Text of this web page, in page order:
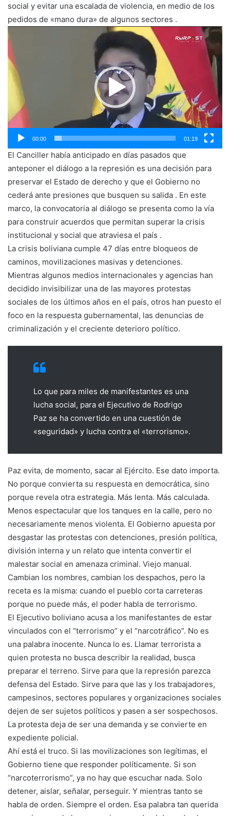
social y evitar una escalada de violencia, en medio de los
pedidos de «mano dura» de algunos sectores .
Reproductor
de
vídeo
00:00 01:19
El Canciller había anticipado en días pasados que
anteponer el diálogo a la represión es una decisión para
preservar el Estado de derecho y que el Gobierno no
cederá ante presiones que busquen su salida . En este
marco, la convocatoria al diálogo se presenta como la vía
para construir acuerdos que permitan superar la crisis
institucional y social que atraviesa el país .
La crisis boliviana cumple 47 días entre bloqueos de
caminos, movilizaciones masivas y detenciones.
Mientras algunos medios internacionales y agencias han
decidido invisibilizar una de las mayores protestas
sociales de los últimos años en el país, otros han puesto el
foco en la respuesta gubernamental, las denuncias de
criminalización y el creciente deterioro político.
Lo que para miles de manifestantes es una
lucha social, para el Ejecutivo de Rodrigo
Paz se ha convertido en una cuestión de
«seguridad» y lucha contra el «terrorismo».
Paz evita, de momento, sacar al Ejército. Ese dato importa.
No porque convierta su respuesta en democrática, sino
porque revela otra estrategia. Más lenta. Más calculada.
Menos espectacular que los tanques en la calle, pero no
necesariamente menos violenta. El Gobierno apuesta por
desgastar las protestas con detenciones, presión política,
división interna y un relato que intenta convertir el
malestar social en amenaza criminal. Viejo manual.
Cambian los nombres, cambian los despachos, pero la
receta es la misma: cuando el pueblo corta carreteras
porque no puede más, el poder habla de terrorismo.
El Ejecutivo boliviano acusa a los manifestantes de estar
vinculados con el “terrorismo” y el “narcotráfico”. No es
una palabra inocente. Nunca lo es. Llamar terrorista a
quien protesta no busca describir la realidad, busca
preparar el terreno. Sirve para que la represión parezca
defensa del Estado. Sirve para que las y los trabajadores,
campesinos, sectores populares y organizaciones sociales
dejen de ser sujetos políticos y pasen a ser sospechosos.
La protesta deja de ser una demanda y se convierte en
expediente policial.
Ahí está el truco. Si las movilizaciones son legítimas, el
Gobierno tiene que responder políticamente. Si son
“narcoterrorismo”, ya no hay que escuchar nada. Solo
detener, aislar, señalar, perseguir. Y mientras tanto se
habla de orden. Siempre el orden. Esa palabra tan querida